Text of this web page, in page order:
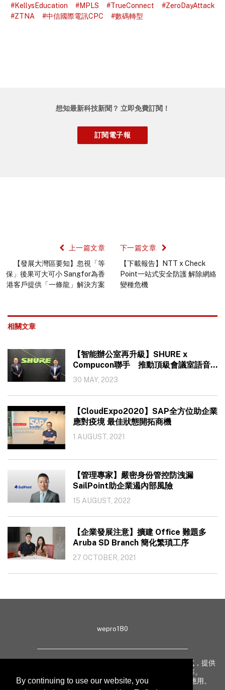
By continuing to use our website, you
#KellysEducation
#MPLS #TrueConnect
#ZeroDayAttack
#ZTNA
#中信國際電訊CPC #數碼轉型
想知最新科技新聞？ 立即免費訂閱！
上一篇文章
【發展大灣區要知】忽視「等
保」後果可大可小 Sangfor為香
港客戶提供「一條龍」解決方案
下一篇文章
【下載報告】NTT x Check
Point一站式安全防護 解除網絡
變種危機
相關文章
【智能辦公室再升級】SHURE x
Compucon聯手 推動頂級會議室語音
體驗
30 MAY, 2023
【CloudExpo2020】SAP全方位助企業
應對疫境 最佳狀態開拓商機
1 AUGUST, 2021
【管理專家】嚴密身份管控防洩漏
SailPoint助企業遏內部風險
15 AUGUST, 2022
【企業發展注意】擴建 Office 難題多
Aruba SD Branch 簡化繁瑣工序
27 OCTOBER, 2021
wepro180
wepro180 由 IT 業界專家組成，以生動有趣、深入淺出方式，提供
最新 IT 動態、趨勢、技術、行業熱話、專題報導等內容。
致力提升亞太地區科技知識及網絡安全意識，促進新技術應用。